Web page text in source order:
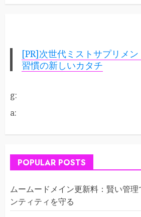
[PR]次世代ミストサプリメ
習慣の新しいカタチ
g:
a:
POPULAR POSTS
ムームードメイン更新料：賢い管
ンティティを守る